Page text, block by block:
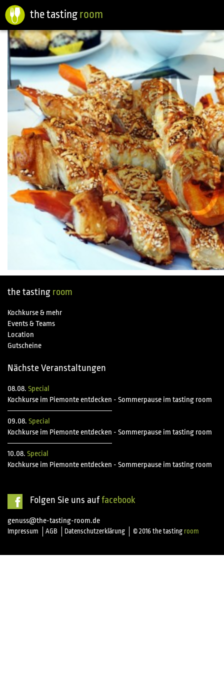
the tasting room
the tasting room
Kochkurse & mehr
Events & Teams
Location
Gutscheine
Nächste Veranstaltungen
08.08. Special
Kochkurse im Piemonte entdecken - Sommerpause im tasting room
09.08. Special
Kochkurse im Piemonte entdecken - Sommerpause im tasting room
10.08. Special
Kochkurse im Piemonte entdecken - Sommerpause im tasting room
Folgen Sie uns auffacebook
genuss@the-tasting-room.de
Impressum AGB Datenschutzerklärung © 2016 the tasting room